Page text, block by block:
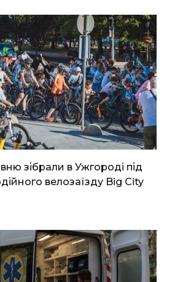
зібрали в Ужгороді під
велозаїзду Big Сity